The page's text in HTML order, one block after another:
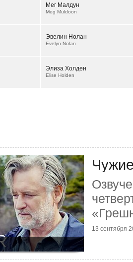
Мег Малдун
Meg Muldoon
Эвелин Нолан
Evelyn Nolan
Элиза Холден
Elise Holden
13 сентября